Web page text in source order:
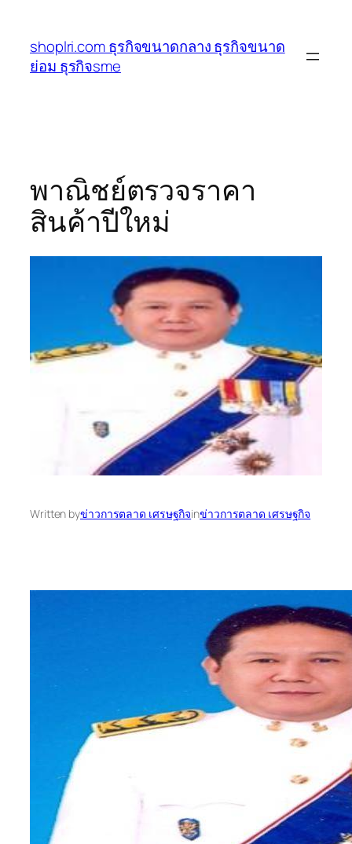
เนื้อหา
shoplri.com ธุรกิจขนาดกลาง ธุรกิจขนาด
ย่อม ธุรกิจsme
พาณิชย์ตรวจราคา
สินค้าปีใหม่
Written byข่าวการตลาด เศรษฐกิจinข่าวการตลาด เศรษฐกิจ